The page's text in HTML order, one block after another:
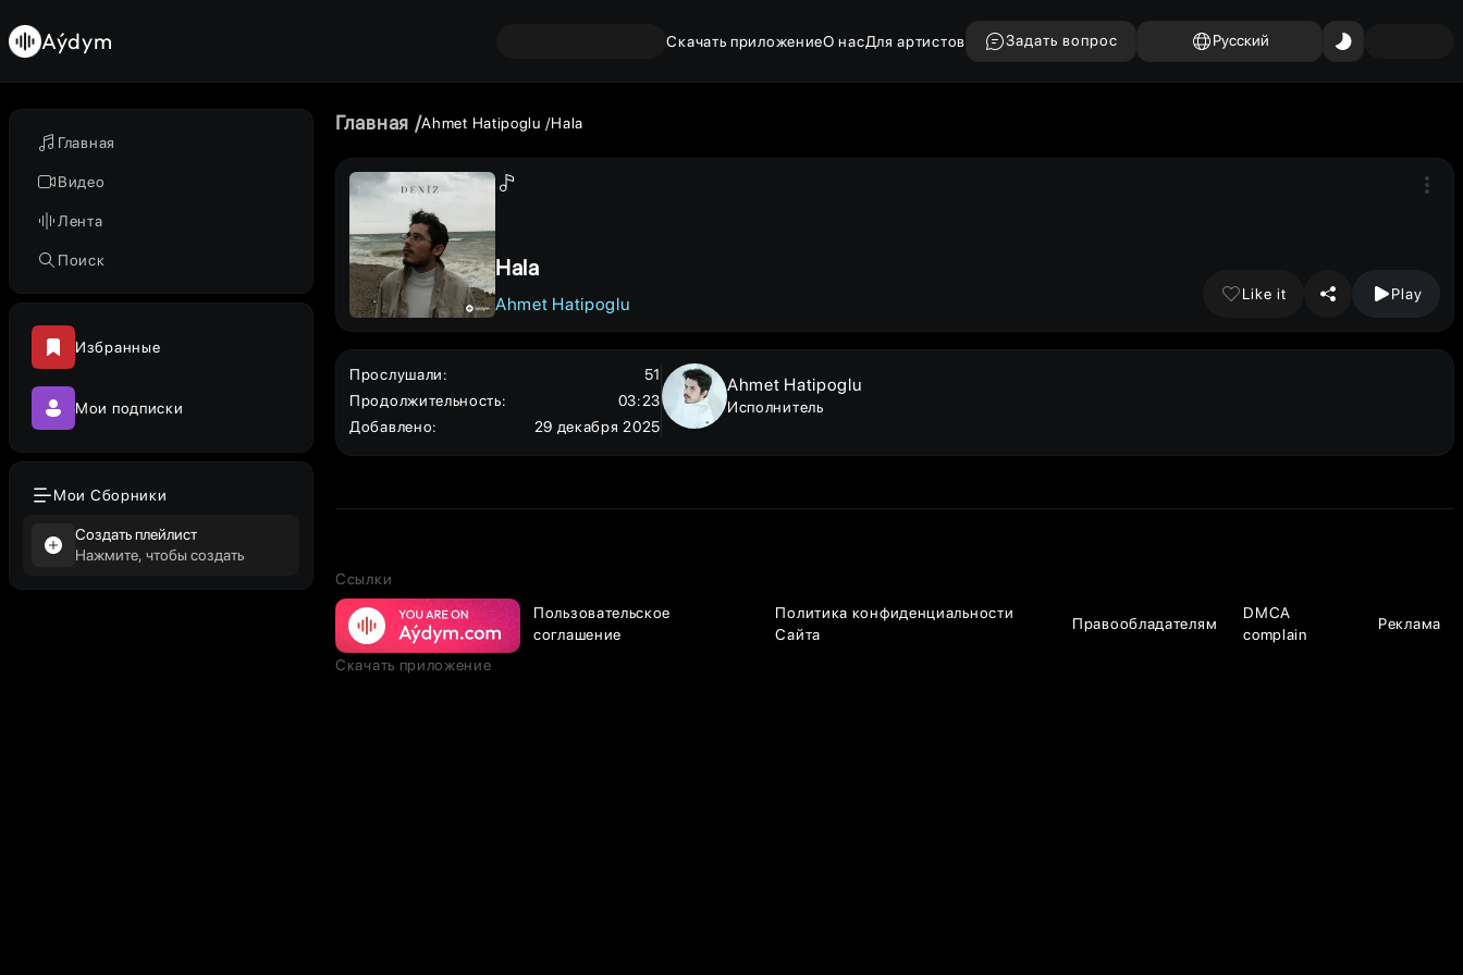
Главная
Видео
Лента
Поиск
Избранные
Мои подписки
Мои Сборники
Создать плейлист
Нажмите, чтобы создать
Aýdym Скачать приложениеО насДля артистов Задать вопрос Русский
Главная Ahmet Hatipoglu Hala
Hala
Ahmet Hatipoglu
Like it Play
Прослушали:
51
Продолжительность:
03:23
Добавлено: 29 декабря 2025
Ahmet Hatipoglu
Исполнитель
Ссылки
Пользовательское
соглашение
Политика конфиденциальности
Сайта
Правообладателям
DMCA
complain
Реклама
Скачать приложение